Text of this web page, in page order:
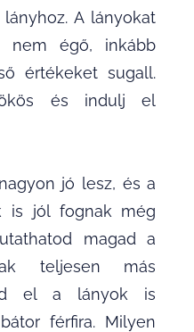
A lányokat
nem égő, inkább
értékeket sugall.
és indulj el
jó lesz, és a
is jól fognak még
magad a
teljesen más
el a lányok is
férfira. Milyen